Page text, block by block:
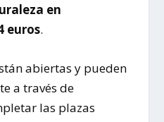
en
euros.
abiertas y pueden
a través de
las plazas